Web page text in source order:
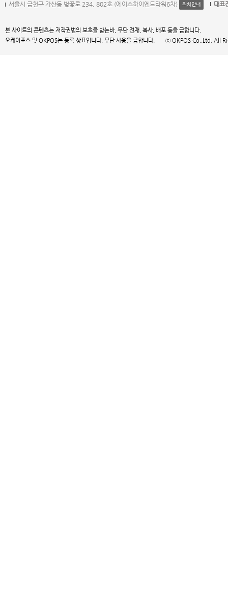
서울시 금천구 가산동 벚꽃로 234, 802호 (에이스하이엔드타워6차)
위치안내 대표
본 사이트의 콘텐츠는 저작권법의 보호를 받는바, 무단 전재, 복사, 배포 등을 금합니다.
오케이포스 및 OKPOS는 등록 상표입니다. 무단 사용을 금합니다. ⓒ OKPOS Co.,Ltd. All